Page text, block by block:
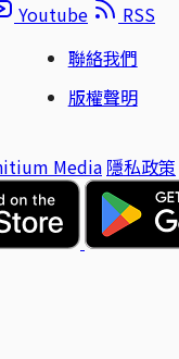
Youtube
RSS
聯絡我們
版權聲明
Media 隱私政策